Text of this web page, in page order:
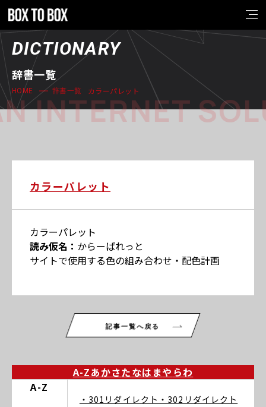
DICTIONARY
辞書一覧
HOME 辞書一覧 カラーパレット
INTERNET
カラーパレット
カラーパレット
読み仮名： からーぱれっと
サイトで使用する色の組み合わせ・配色計画
記事一覧へ戻る
A-Zあかさたなは まや らわ
A-Z
・301リダイレクト ・302リダイレクト